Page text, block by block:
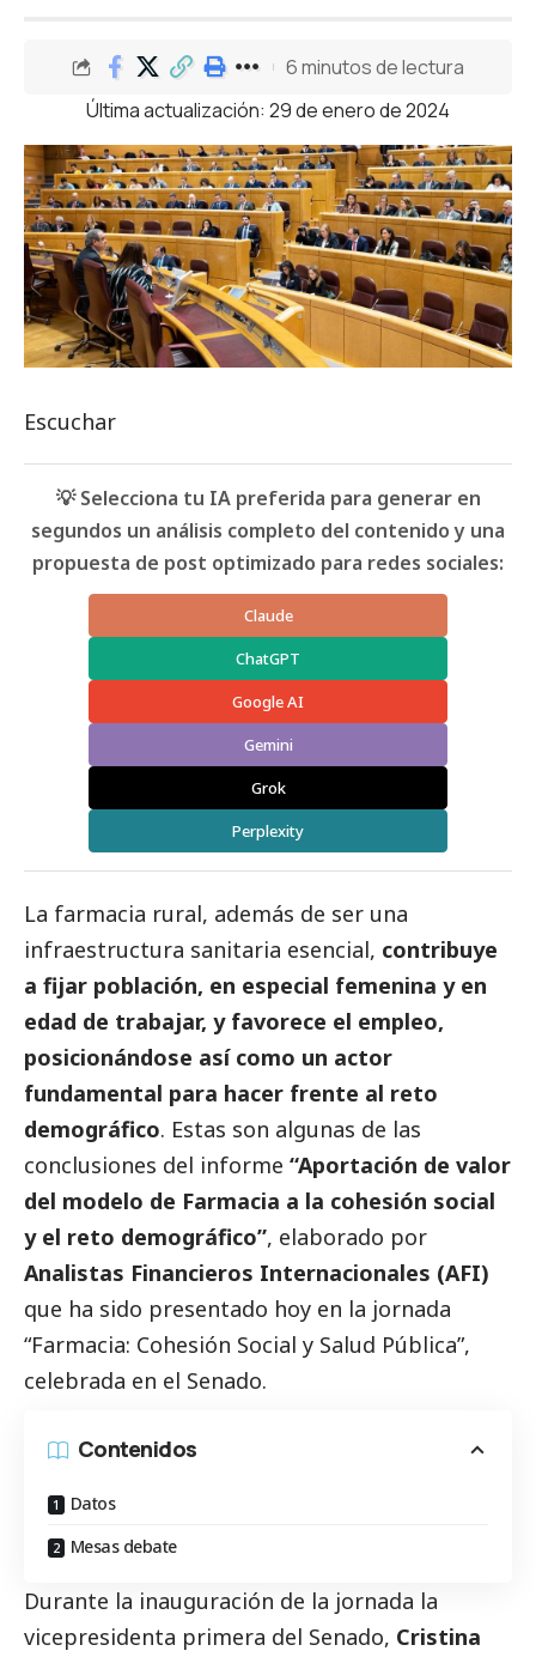
Última actualización: 29 de enero de 2024
6 minutos de lectura
Escuchar
💡 Selecciona tu IA preferida para generar en
segundos un análisis completo del contenido y una
propuesta de post optimizado para redes sociales:
Claude
ChatGPT
Google AI
Gemini
Grok
Perplexity
La farmacia rural, además de ser una
infraestructura sanitaria esencial, contribuye
a fijar población, en especial femenina y en
edad de trabajar, y favorece el empleo,
posicionándose así como un actor
fundamental para hacer frente al reto
demográfico. Estas son algunas de las
conclusiones del informe “Aportación de valor
del modelo de Farmacia a la cohesión social
y el reto demográfico”, elaborado por
Analistas Financieros Internacionales (AFI)
que ha sido presentado hoy en la jornada
“Farmacia: Cohesión Social y Salud Pública”,
celebrada en el Senado.
Contenidos
Datos
Mesas debate
Durante la inauguración de la jornada la
vicepresidenta primera del Senado, Cristina